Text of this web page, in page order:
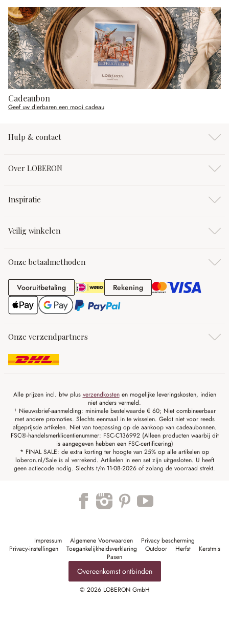
Cadeaubon
Geef uw dierbaren een mooi cadeau
Hulp & contact
Over LOBERON
Inspiratie
Veilig winkelen
Onze betaalmethoden
VooruitbetalingVooruitbetalingRekeningRekening
Onze verzendpartners
Alle prijzen incl. btw plus verzendkostenen mogelijke leveringskosten, indien
niet anders vermeld.
¹ Nieuwsbrief-aanmelding: minimale bestelwaarde € 60; Niet combineerbaar
met andere promoties. Slechts eenmaal in te wisselen. Geldt niet voor reeds
afgeprijsde artikelen. Niet van toepassing op de aankoop van cadeaubonnen.
FSC®-handelsmerklicentienummer: FSC-C136992 (Alleen producten waarbij dit
is aangegeven hebben een FSC-certificering)
* FINAL SALE: de extra korting ter hoogte van 25% op alle artikelen op
loberon.nl/Sale is al verrekend. Artikelen in een set zijn uitgesloten. U heeft
geen actiecode nodig. Slechts t/m 11-08-2026 of zolang de voorraad strekt.
Impressum Algemene Voorwaarden
Privacy bescherming
Privacy-instellingen
Toegankelijkheidsverklaring Outdoor Herfst
Kerstmis
Pasen
Overeenkomst ontbinden
© 2026 LOBERON GmbH